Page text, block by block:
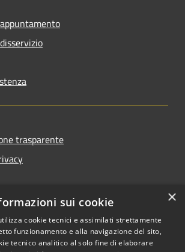
trasparente
accessibilità
×
sui cookie
cookie tecnici e assimilati strettamente
funzionamento e alla navigazione del sito,
tecnico analitico al solo fine di elaborare